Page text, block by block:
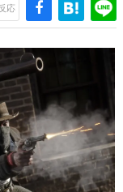
に取材し、ゲームが
なトピック・タイト
ビューや識者による
きる決定版！
ターの青春〜
るマンガ家・田中圭
ンガです。
反応